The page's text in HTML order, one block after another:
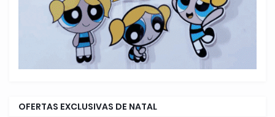
OFERTAS EXCLUSIVAS DE NATAL